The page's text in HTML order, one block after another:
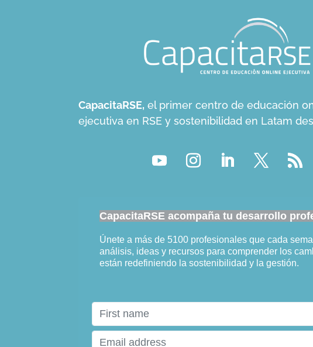
CapacitaRSE, el primer centro de educación
ejecutiva en RSE y sostenibilidad en Latam
CapacitaRSE acompaña tu desarrollo
Únete a más de 5100 profesionales que cada
análisis, ideas y recursos para comprender los
están redefiniendo la sostenibilidad y la gestión.